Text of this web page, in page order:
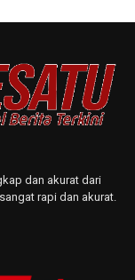
dan akurat dari
rapi dan akurat.